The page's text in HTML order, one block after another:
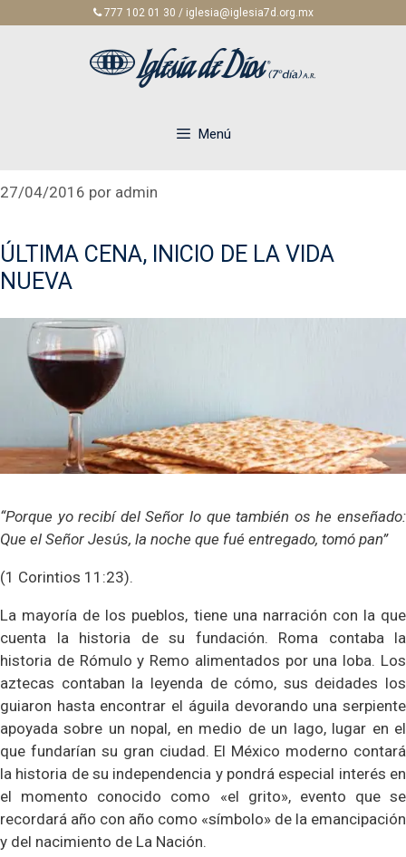
777 102 01 30 / iglesia@iglesia7d.org.mx
Menú
27/04/2016 por admin
ÚLTIMA CENA, INICIO DE LA VIDA
NUEVA
“Porque yo recibí del Señor lo que también os he enseñado:
Que el Señor Jesús, la noche que fué entregado, tomó pan”
(1 Corintios 11:23).
La mayoría de los pueblos, tiene una narración con la que
cuenta la historia de su fundación. Roma contaba la
historia de Rómulo y Remo alimentados por una loba. Los
aztecas contaban la leyenda de cómo, sus deidades los
guiaron hasta encontrar el águila devorando una serpiente
apoyada sobre un nopal, en medio de un lago, lugar en el
que fundarían su gran ciudad. El México moderno contará
la historia de su independencia y pondrá especial interés en
el momento conocido como «el grito», evento que se
recordará año con año como «símbolo» de la emancipación
y del nacimiento de La Nación.